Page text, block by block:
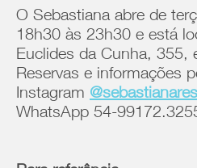
O Sebastiana abre de
18h30 às 23h30 e está
Euclides da Cunha, 355,
Reservas e informações
Instagram
WhatsApp 54-